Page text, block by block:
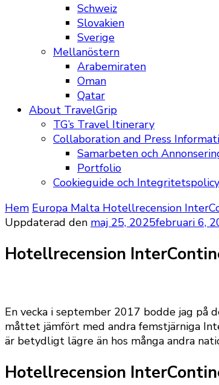
Schweiz
Slovakien
Sverige
Mellanöstern
Arabemiraten
Oman
Qatar
About TravelGrip
TG’s Travel Itinerary
Collaboration and Press
Samarbeten och
Portfolio
Cookieguide och Integritetspolicy
Hem Europa Malta Hotellrecension
Uppdaterad den maj 25, 2025februari 6,
Hotellrecension
En vecka i september 2017 bodde jag
måttet jämfört med andra femstjärniga
är betydligt lägre än hos många andra
Hotellrecension